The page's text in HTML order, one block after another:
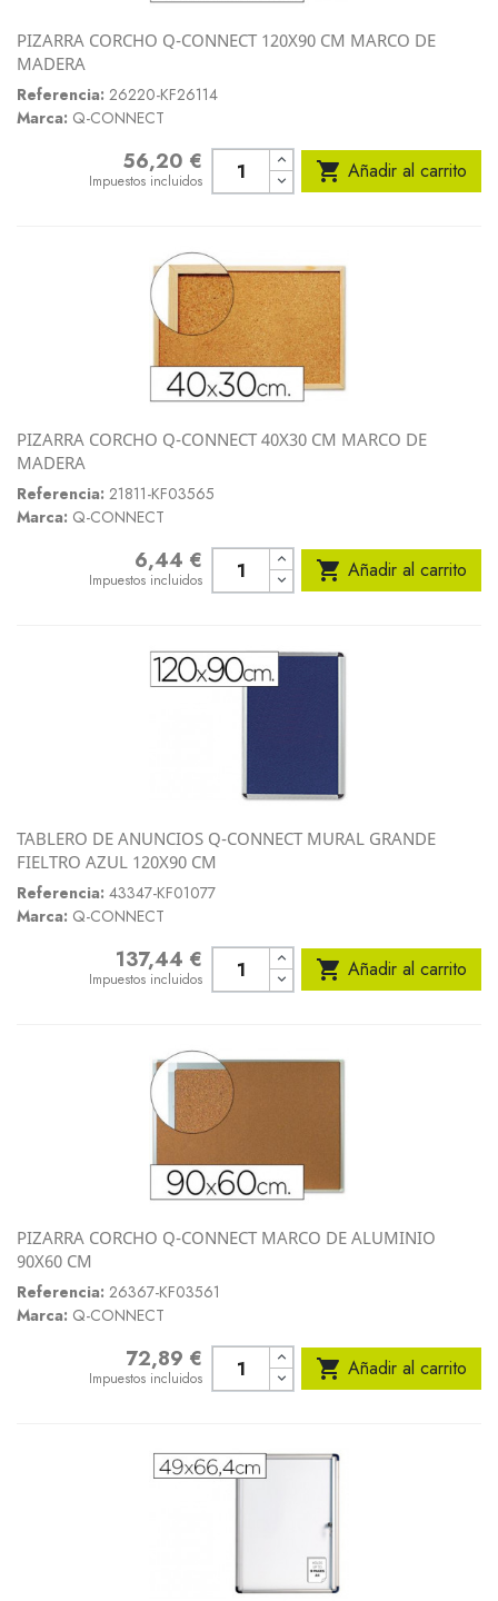
PIZARRA CORCHO Q-CONNECT 120X90 CM MARCO DE
MADERA
Referencia: 26220-KF26114
Marca: Q-CONNECT
Precio56,20 €
Impuestos incluidos  Añadir al carrito
PIZARRA CORCHO Q-CONNECT 40X30 CM MARCO DE
MADERA
Referencia: 21811-KF03565
Marca: Q-CONNECT
6,44 €
Impuestos incluidos  Añadir al carrito
TABLERO DE ANUNCIOS Q-CONNECT MURAL GRANDE
FIELTRO AZUL 120X90 CM
Referencia: 43347-KF01077
Marca: Q-CONNECT
Precio137,44 €
Impuestos incluidos  Añadir al carrito
PIZARRA CORCHO Q-CONNECT MARCO DE ALUMINIO
90X60 CM
Referencia: 26367-KF03561
Marca: Q-CONNECT
Precio72,89 €
Impuestos incluidos  Añadir al carrito